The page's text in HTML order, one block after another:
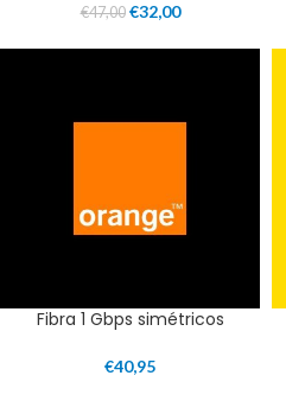
€47,00 €32,00
Fibra 1 Gbps simétricos
€40,95